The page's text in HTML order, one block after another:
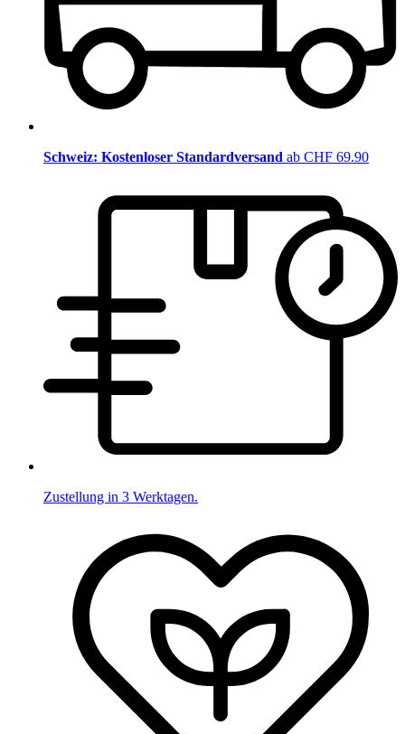
Schweiz: Kostenloser Standardversand ab CHF 69.90
Zustellung in 3 Werktagen.